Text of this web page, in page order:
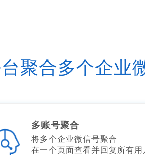
聚合多个企业
多账号聚合
将多个企业微信号聚合
在一个页面查看并回复所有用